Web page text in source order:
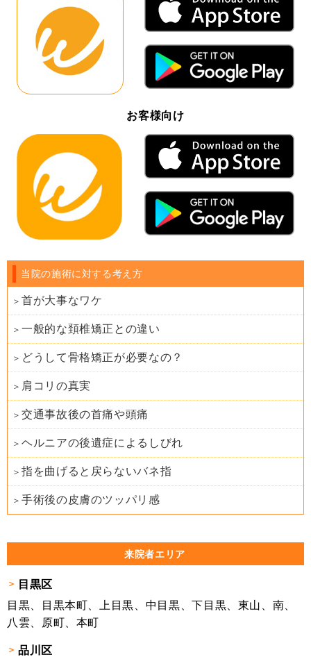
お客様向け
当院の施術に対する考え方
首が大事なワケ
一般的な頚椎矯正との違い
どうして骨格矯正が必要なの？
肩コリの真実
交通事故後の首痛や頭痛
ヘルニアの後遺症によるしびれ
指を曲げると戻らないバネ指
手術後の皮膚のツッパリ感
来院者エリア
目黒区
目黒、目黒本町、上目黒、中目黒、下目黒、東山、南、
八雲、原町、本町
品川区